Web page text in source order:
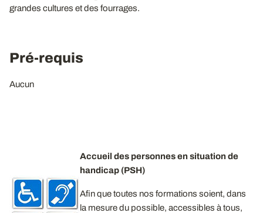
grandes cultures et des fourrages.
Pré-requis
Aucun
Accueil des personnes en situation de
handicap (PSH)
Afin que toutes nos formations soient, dans
la mesure du possible, accessibles à tous,